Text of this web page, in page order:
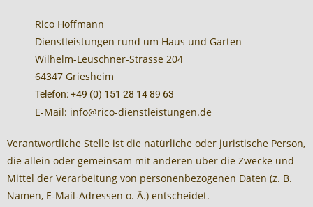
Rico Hoffmann
Dienstleistungen rund um Haus und Garten
Wilhelm-Leuschner-Strasse 204
64347 Griesheim
Telefon: +49 (0) 151 28 14 89 63
E-Mail: info@rico-dienstleistungen.de
Verantwortliche Stelle ist die natürliche oder juristische Person,
die allein oder gemeinsam mit anderen über die Zwecke und
Mittel der Verarbeitung von personenbezogenen Daten (z. B.
Namen, E-Mail-Adressen o. Ä.) entscheidet.